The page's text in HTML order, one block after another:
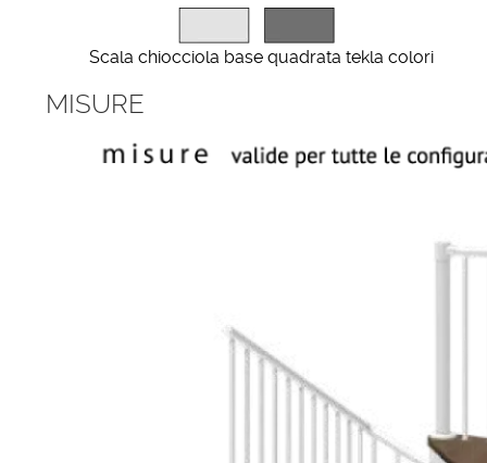
Scala chiocciola base quadrata tekla colori
MISURE